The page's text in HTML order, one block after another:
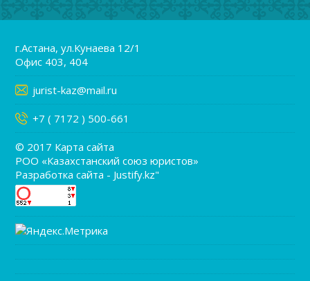
г.Астана, ул.Кунаева 12/1
Офис 403, 404
jurist-kaz@mail.ru
+7 ( 7172 ) 500-661
© 2017 Карта сайта
РОО «Казахстанский союз юристов»
Разработка сайта - Justify.kz"